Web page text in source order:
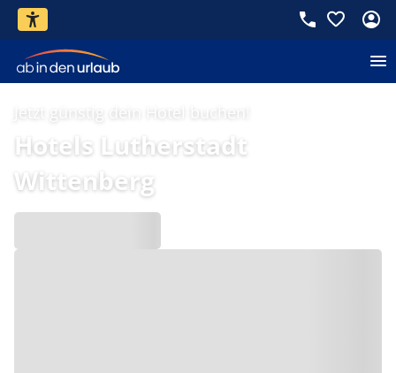
Jetzt günstig dein Hotel buchen!
Hotels Lutherstadt
Wittenberg